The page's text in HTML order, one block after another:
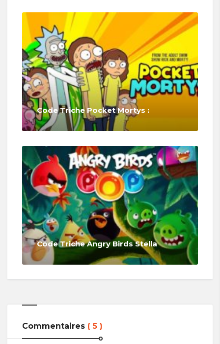
Code Triche Pocket Mortys :
Code Triche Angry Birds Stella
Commentaires ( 5 )